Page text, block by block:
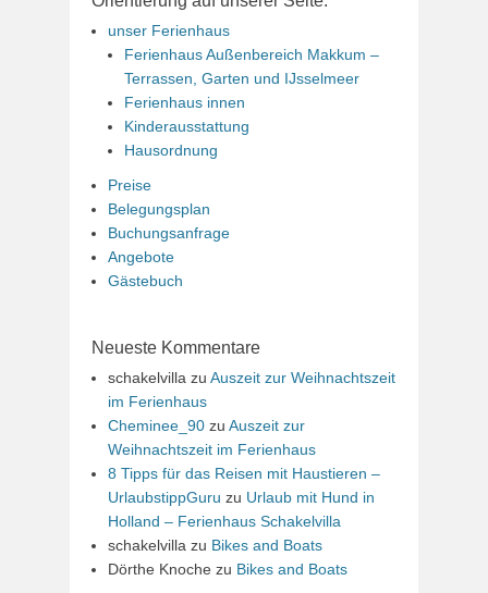
unser Ferienhaus
Ferienhaus Außenbereich Makkum –
Terrassen, Garten und IJsselmeer
Ferienhaus innen
Kinderausstattung
Hausordnung
Preise
Belegungsplan
Buchungsanfrage
Angebote
Gästebuch
Neueste Kommentare
schakelvilla zu Auszeit zur Weihnachtszeit
im Ferienhaus
Cheminee_90 zu Auszeit zur
Weihnachtszeit im Ferienhaus
8 Tipps für das Reisen mit Haustieren –
UrlaubstippGuru zu Urlaub mit Hund in
Holland – Ferienhaus Schakelvilla
schakelvilla zu Bikes and Boats
Dörthe Knoche zu Bikes and Boats